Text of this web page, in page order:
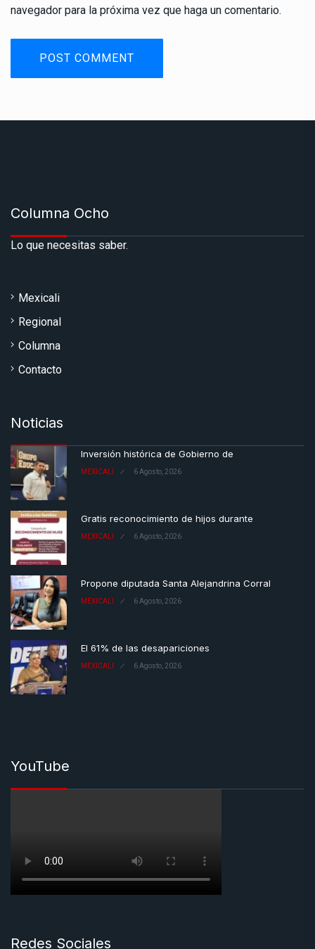
navegador para la próxima vez que haga un comentario.
Columna Ocho
Lo que necesitas saber.
Mexicali
Regional
Columna
Contacto
Noticias
Inversión histórica de Gobierno de
MEXICALI 6 Agosto, 2026
Gratis reconocimiento de hijos durante
MEXICALI 6 Agosto, 2026
Propone diputada Santa Alejandrina Corral
MEXICALI 6 Agosto, 2026
El 61% de las desapariciones
MEXICALI 6 Agosto, 2026
YouTube
Redes Sociales